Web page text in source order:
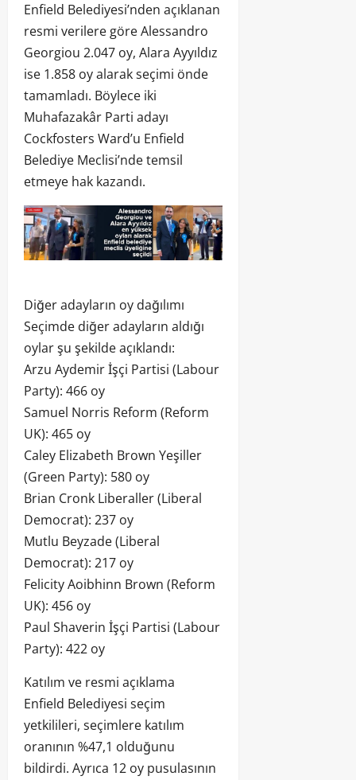
Enfield Belediyesi’nden açıklanan
resmi verilere göre Alessandro
Georgiou 2.047 oy, Alara Ayyıldız
ise 1.858 oy alarak seçimi önde
tamamladı. Böylece iki
Muhafazakâr Parti adayı
Cockfosters Ward’u Enfield
Belediye Meclisi’nde temsil
etmeye hak kazandı.
Diğer adayların oy dağılımı
Seçimde diğer adayların aldığı
oylar şu şekilde açıklandı:
Arzu Aydemir İşçi Partisi (Labour
Party): 466 oy
Samuel Norris Reform (Reform
UK): 465 oy
Caley Elizabeth Brown Yeşiller
(Green Party): 580 oy
Brian Cronk Liberaller (Liberal
Democrat): 237 oy
Mutlu Beyzade (Liberal
Democrat): 217 oy
Felicity Aoibhinn Brown (Reform
UK): 456 oy
Paul Shaverin İşçi Partisi (Labour
Party): 422 oy
Katılım ve resmi açıklama
Enfield Belediyesi seçim
yetkilileri, seçimlere katılım
oranının %47,1 olduğunu
bildirdi. Ayrıca 12 oy pusulasının